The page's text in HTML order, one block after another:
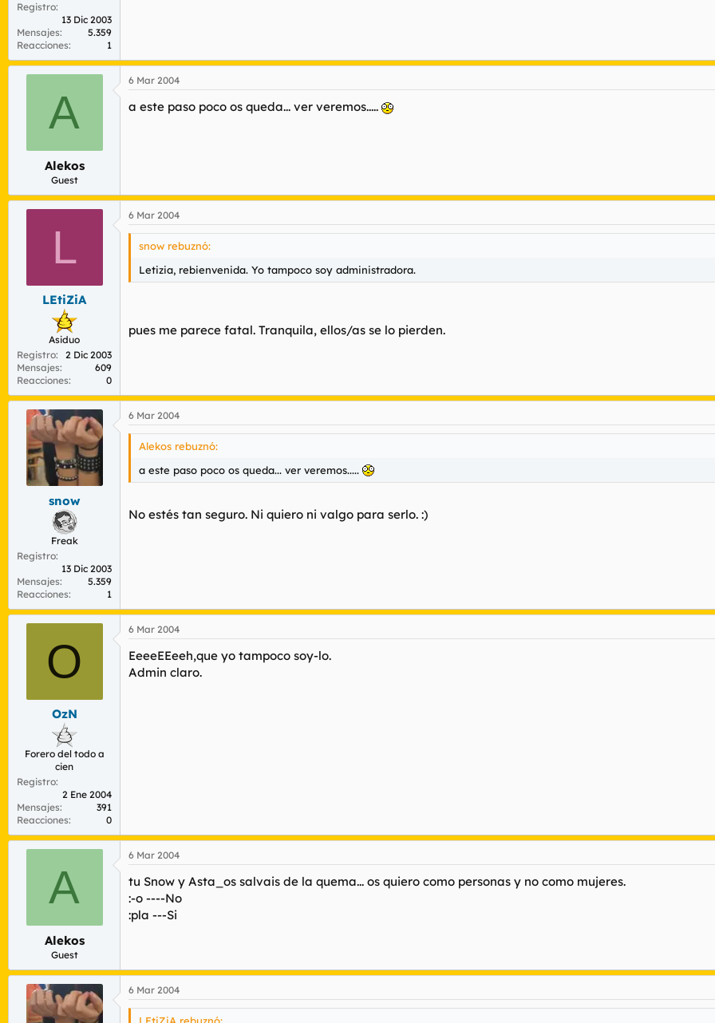
Registro
13 Dic 2003
Mensajes
5.359
Reacciones
1
A
Alekos
Guest
6 Mar 2004
a este paso poco os queda... ver veremos.....
L
LEtiZiA
Asiduo
Registro
2 Dic 2003
Mensajes
609
Reacciones
0
6 Mar 2004
snow rebuznó:
Letizia, rebienvenida. Yo tampoco soy administradora.
pues me parece fatal. Tranquila, ellos/as se lo pierden.
snow
Freak
Registro
13 Dic 2003
Mensajes
5.359
Reacciones
1
6 Mar 2004
Alekos rebuznó:
a este paso poco os queda... ver veremos.....
No estés tan seguro. Ni quiero ni valgo para serlo. :)
O
OzN
Forero del todo a
cien
Registro
2 Ene 2004
Mensajes
391
Reacciones
0
6 Mar 2004
EeeeEEeeh,que yo tampoco soy-lo.
Admin claro.
A
Alekos
Guest
6 Mar 2004
tu Snow y Asta_os salvais de la quema... os quiero como personas y no como mujeres.
:-o ----No
:pla ---Si
6 Mar 2004
LEtiZiA rebuznó: